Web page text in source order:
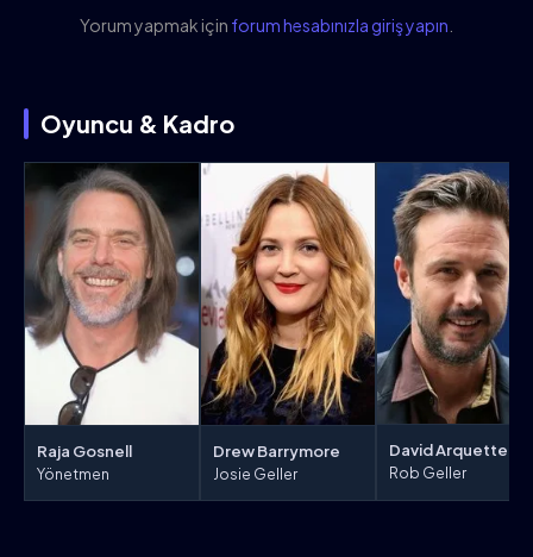
Yorum yapmak için forum hesabınızla giriş yapın
Oyuncu & Kadro
Raja Gosnell
Yönetmen
Drew Barrymore
Josie Geller
David Arquette
Rob Geller